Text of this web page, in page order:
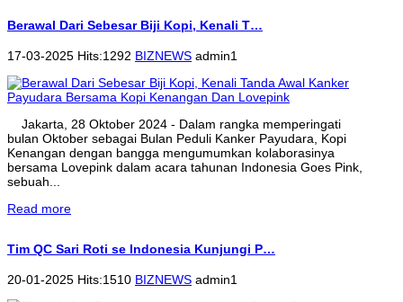
Berawal Dari Sebesar Biji Kopi, Kenali T…
17-03-2025 Hits:1292 BIZNEWS admin1
Jakarta, 28 Oktober 2024 - Dalam rangka memperingati
bulan Oktober sebagai Bulan Peduli Kanker Payudara, Kopi
Kenangan dengan bangga mengumumkan kolaborasinya
bersama Lovepink dalam acara tahunan Indonesia Goes Pink,
sebuah...
Read more
Tim QC Sari Roti se Indonesia Kunjungi P…
20-01-2025 Hits:1510 BIZNEWS admin1